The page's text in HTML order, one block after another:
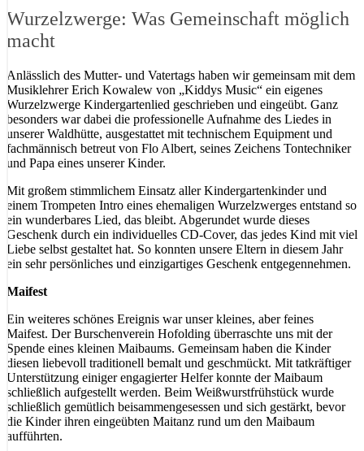
Wurzelzwerge: Was Gemeinschaft möglich
macht
Anlässlich des Mutter- und Vatertags haben wir gemeinsam mit dem
Musiklehrer Erich Kowalew von „Kiddys Music“ ein eigenes
Wurzelzwerge Kindergartenlied geschrieben und eingeübt. Ganz
besonders war dabei die professionelle Aufnahme des Liedes in
unserer Waldhütte, ausgestattet mit technischem Equipment und
fachmännisch betreut von Flo Albert, seines Zeichens Tontechniker
und Papa eines unserer Kinder.
Mit großem stimmlichem Einsatz aller Kindergartenkinder und
einem Trompeten Intro eines ehemaligen Wurzelzwerges entstand so
ein wunderbares Lied, das bleibt. Abgerundet wurde dieses
Geschenk durch ein individuelles CD-Cover, das jedes Kind mit viel
Liebe selbst gestaltet hat. So konnten unsere Eltern in diesem Jahr
ein sehr persönliches und einzigartiges Geschenk entgegennehmen.
Maifest
Ein weiteres schönes Ereignis war unser kleines, aber feines
Maifest. Der Burschenverein Hofolding überraschte uns mit der
Spende eines kleinen Maibaums. Gemeinsam haben die Kinder
diesen liebevoll traditionell bemalt und geschmückt. Mit tatkräftiger
Unterstützung einiger engagierter Helfer konnte der Maibaum
schließlich aufgestellt werden. Beim Weißwurstfrühstück wurde
schließlich gemütlich beisammengesessen und sich gestärkt, bevor
die Kinder ihren eingeübten Maitanz rund um den Maibaum
aufführten.